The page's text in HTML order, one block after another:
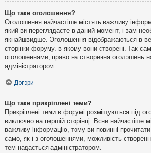
Що таке оголошення?
Оголошення найчастіше містять важливу
який ви переглядаєте в даний момент, і вам
якнайшвидше. Оголошення відображаються в
сторінки форуму, в якому вони створені. Так
оголошеннями, право на створення оголошень
адміністратором.
Догори
Що таке прикріплені теми?
Прикріплені теми в форумі розміщуються під
виключно на першій сторінці. Вони найчастіше
важливу інформацію, тому ви повинні
само, як і з оголошеннями, можливість
тем надається адміністратором.